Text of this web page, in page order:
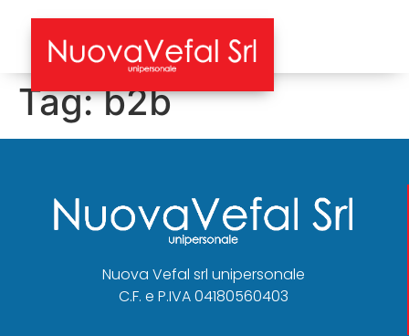
Tag:b2b
Nuova Vefal srl unipersonale
C.F. e P.IVA 04180560403